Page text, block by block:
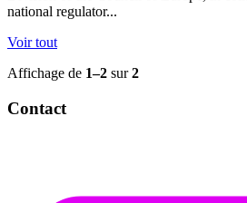
national regulator...
Voir tout
Affichage de 1–2 sur2
Contact